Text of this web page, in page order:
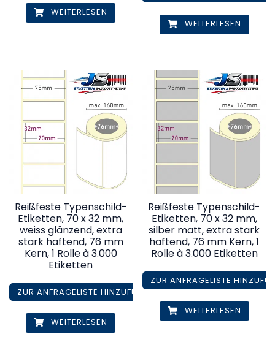
WEITERLESEN
WEITERLESEN
Reißfeste Typenschild-
Etiketten, 70 x 32 mm,
weiss glänzend, extra
stark haftend, 76 mm
Kern, 1 Rolle à 3.000
Etiketten
ZUR ANFRAGELISTE HINZUFÜGEN
WEITERLESEN
Reißfeste Typenschild-
Etiketten, 70 x 32 mm,
silber matt, extra stark
haftend, 76 mm Kern, 1
Rolle à 3.000 Etiketten
ZUR ANFRAGELISTE
WEITERLESEN